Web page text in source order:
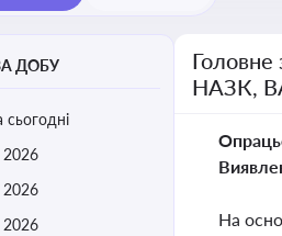
ДОБУ
сьогодні
2026
2026
2026
Головне
НАЗК,
На